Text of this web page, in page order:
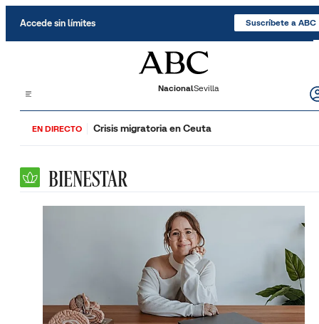
Accede sin límites Suscríbete a ABC
NacionalSevilla
EN DIRECTO Crisis migratoria en Ceuta
BIENESTAR